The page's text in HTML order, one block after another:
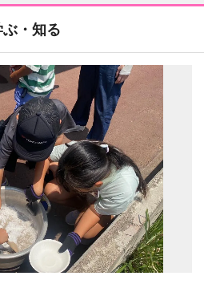
ぶ・知る